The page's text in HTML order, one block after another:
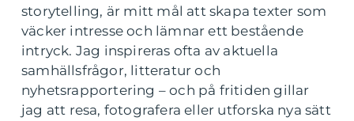
storytelling, är mitt mål att skapa texter som
väcker intresse och lämnar ett bestående
intryck. Jag inspireras ofta av aktuella
samhällsfrågor, litteratur och
nyhetsrapportering – och på fritiden gillar
jag att resa, fotografera eller utforska nya sätt